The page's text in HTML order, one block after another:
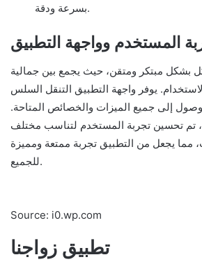
بسرعة ودقة.
المستخدم وواجهة التطبيق
بشكل مبتكر ومتقن، حيث يجمع بين جمالية
يوفر واجهة التطبيق التنقل السلس
إلى جميع الميزات والخصائص المتاحة.
تم تحسين تجربة المستخدم لتناسب مختلف
مما يجعل من التطبيق تجربة ممتعة ومميزة
للجميع.
Source: i0.wp.com
تطبيق زواجنا